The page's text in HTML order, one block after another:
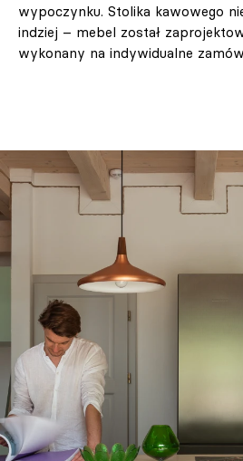
wypoczynku. Stolika kawowego
indziej – mebel został
wykonany na indywidualne